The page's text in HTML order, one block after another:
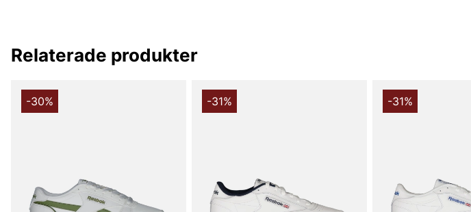
Relaterade produkter
-30% -31% -31%